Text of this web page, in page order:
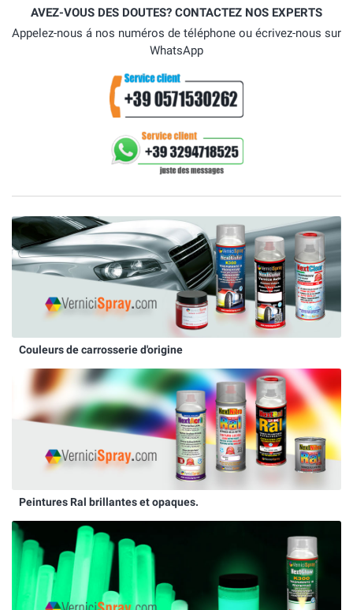
AVEZ-VOUS DES DOUTES? CONTACTEZ NOS EXPERTS
Appelez-nous á nos numéros de téléphone ou écrivez-nous sur
WhatsApp
Couleurs de carrosserie d'origine
Peintures Ral brillantes et opaques.